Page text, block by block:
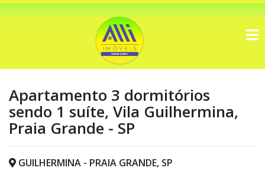
Apartamento 3 dormitórios
sendo 1 suíte, Vila Guilhermina,
Praia Grande - SP
GUILHERMINA - PRAIA GRANDE, SP